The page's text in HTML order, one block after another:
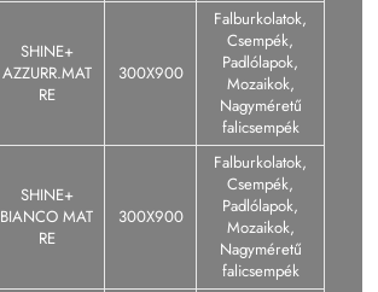
SHINE+
AZZURR.MAT
RE
300X900
Falburkolatok,
Csempék,
Padlólapok,
Mozaikok,
Nagyméretű
falicsempék
SHINE+
BIANCO MAT
RE
300X900
Falburkolatok,
Csempék,
Padlólapok,
Mozaikok,
Nagyméretű
falicsempék